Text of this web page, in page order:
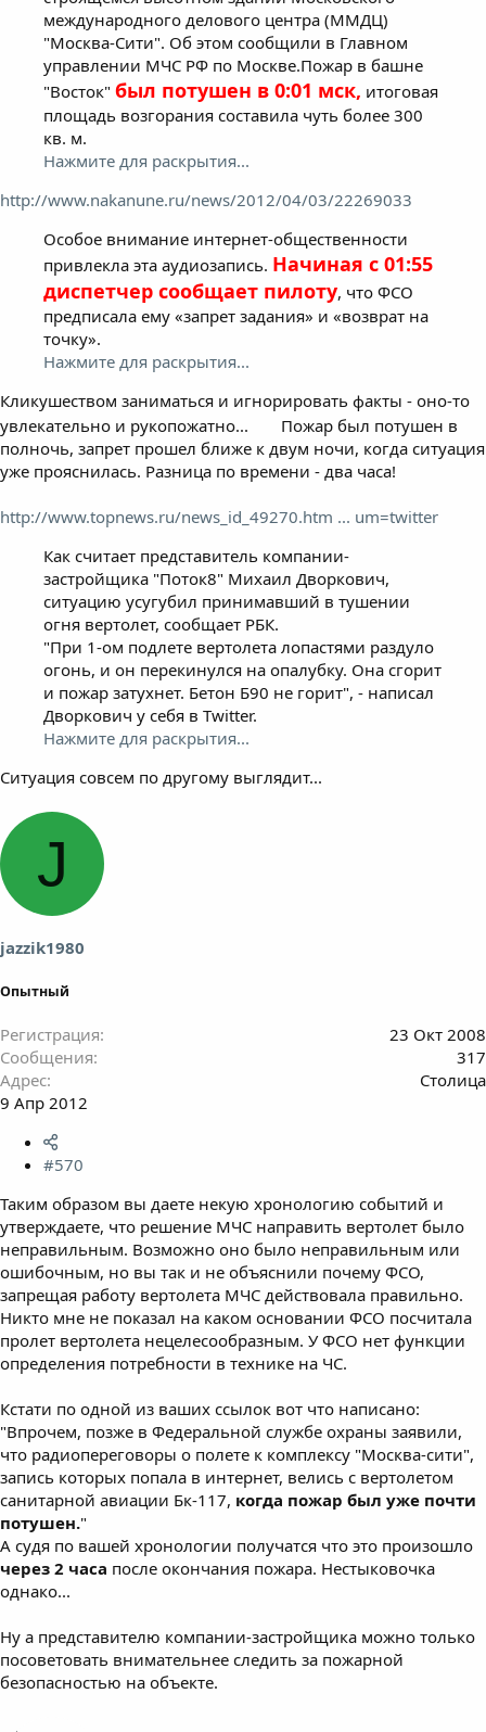
международного делового центра (ММДЦ)
"Москва-Сити". Об этом сообщили в Главном
управлении МЧС РФ по Москве.Пожар в башне
"Восток" был потушен в 0:01 мск, итоговая
площадь возгорания составила чуть более 300
кв. м.
Нажмите для раскрытия...
http://www.nakanune.ru/news/2012/04/03/22269033
Особое внимание интернет-общественности
привлекла эта аудиозапись. Начиная с 01:55
диспетчер сообщает пилоту, что ФСО
предписала ему «запрет задания» и «возврат на
точку».
Нажмите для раскрытия...
Кликушеством заниматься и игнорировать факты - оно-то
увлекательно и рукопожатно...
Пожар был потушен в
полночь, запрет прошел ближе к двум ночи, когда ситуация
уже прояснилась. Разница по времени - два часа!
http://www.topnews.ru/news_id_49270.htm ... um=twitter
Как считает представитель компании-
застройщика "Поток8" Михаил Дворкович,
ситуацию усугубил принимавший в тушении
огня вертолет, сообщает РБК.
"При 1-ом подлете вертолета лопастями раздуло
огонь, и он перекинулся на опалубку. Она сгорит
и пожар затухнет. Бетон Б90 не горит", - написал
Дворкович у себя в Twitter.
Нажмите для раскрытия...
Ситуация совсем по другому выглядит...
J
jazzik1980
Опытный
Регистрация
23 Окт 2008
Сообщения
317
Адрес
Столица
9 Апр 2012
#570
Таким образом вы даете некую хронологию событий и
утверждаете, что решение МЧС направить вертолет было
неправильным. Возможно оно было неправильным или
ошибочным, но вы так и не объяснили почему ФСО,
запрещая работу вертолета МЧС действовала правильно.
Никто мне не показал на каком основании ФСО посчитала
пролет вертолета нецелесообразным. У ФСО нет функции
определения потребности в технике на ЧС.
Кстати по одной из ваших ссылок вот что написано:
"Впрочем, позже в Федеральной службе охраны заявили,
что радиопереговоры о полете к комплексу "Москва-сити",
запись которых попала в интернет, велись с вертолетом
санитарной авиации Бк-117, когда пожар был уже почти
потушен."
А судя по вашей хронологии получатся что это произошло
через 2 часа после окончания пожара. Нестыковочка
однако...
Ну а представителю компании-застройщика можно только
посоветовать внимательнее следить за пожарной
безопасностью на объекте.